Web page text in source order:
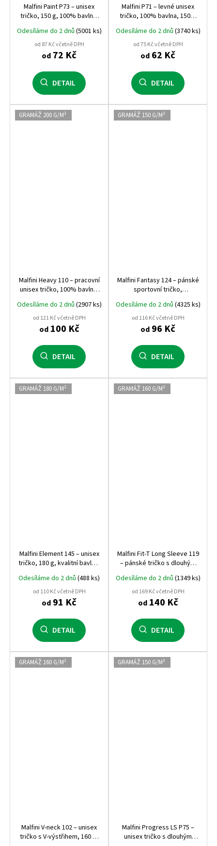
Malfini Paint P73 – unisex
tričko, 150 g, 100% bavlna,
tubulární střih, ideální pro
potisk i výšivku
Odesíláme do 2 dnů (5001 ks)
od 87 Kč včetně DPH
od 72 Kč
DETAIL
Malfini P71 – levné unisex
tričko, 100% bavlna, 150g,
ideální pro potisk
Odesíláme do 2 dnů (3740 ks)
od 75 Kč včetně DPH
od 62 Kč
DETAIL
GRAMÁŽ 200 G/M²
Malfini Heavy 110 – pracovní
unisex tričko, 100% bavlna,
vysoká gramáž 200 g,
bestseller s kladnými
referencemi
Odesíláme do 2 dnů (2907 ks)
od 121 Kč včetně DPH
od100 Kč
DETAIL
GRAMÁŽ 150 G/M²
Malfini Fantasy 124 – pánské
sportovní tričko,
rychleschnoucí, 150 g, 100%
polyester
Odesíláme do 2 dnů (4325 ks)
od 116 Kč včetně DPH
od 96 Kč
DETAIL
GRAMÁŽ 180 G/M²
Malfini Element 145 – unisex
tričko, 180 g, kvalitní bavlna,
vhodný pro potisk i výšivku
Odesíláme do 2 dnů (488 ks)
od 110 Kč včetně DPH
od 91 Kč
DETAIL
GRAMÁŽ 160 G/M²
Malfini Fit‑T Long Sleeve 119
– pánské tričko s dlouhým
bavlna, přiléhavý střih,
ideální pro potisk
Odesíláme do 2 dnů (1349 ks)
od 169 Kč včetně DPH
od140 Kč
DETAIL
GRAMÁŽ 160 G/M²
Malfini V‑neck 102 – unisex
tričko s V‑výstřihem, 160 g,
GRAMÁŽ 150 G/M²
Malfini Progress LS P75 –
unisex tričko s dlouhým